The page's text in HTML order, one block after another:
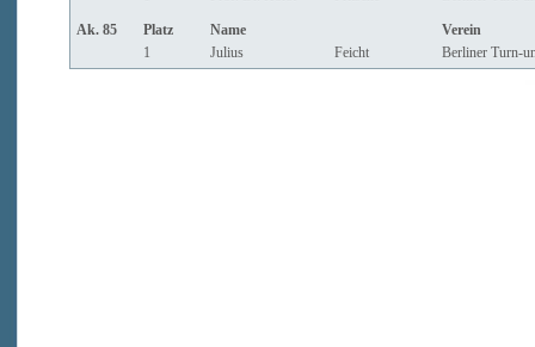
Ak. 85 Platz Name
Verein
1
Julius Feicht Berliner Turn-